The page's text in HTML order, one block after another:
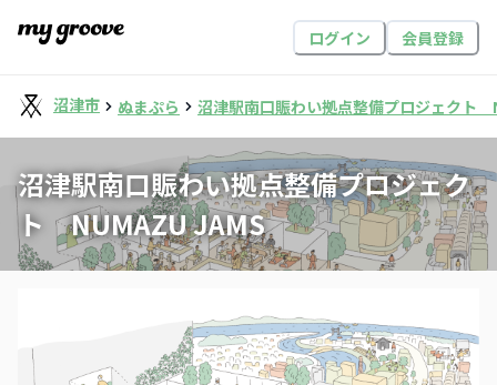
ログイン 会員登録
沼津市 ぬまぷら 沼津駅南口賑わい拠点整備プロジェクト
沼津駅南口賑わい拠点整備プロジェク
ト NUMAZU JAMS